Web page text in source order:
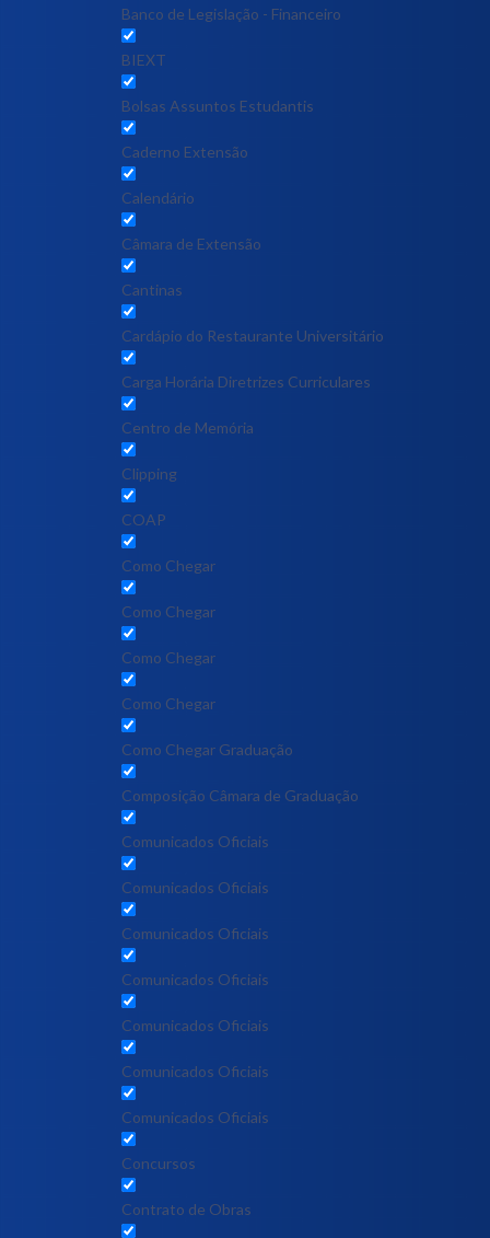
Banco de Legislação - Financeiro
BIEXT
Bolsas Assuntos Estudantis
Caderno Extensão
Calendário
Câmara de Extensão
Cantinas
Cardápio do Restaurante Universitário
Carga Horária Diretrizes Curriculares
Centro de Memória
Clipping
COAP
Como Chegar
Como Chegar
Como Chegar
Como Chegar
Como Chegar Graduação
Composição Câmara de Graduação
Comunicados Oficiais
Comunicados Oficiais
Comunicados Oficiais
Comunicados Oficiais
Comunicados Oficiais
Comunicados Oficiais
Comunicados Oficiais
Concursos
Contrato de Obras